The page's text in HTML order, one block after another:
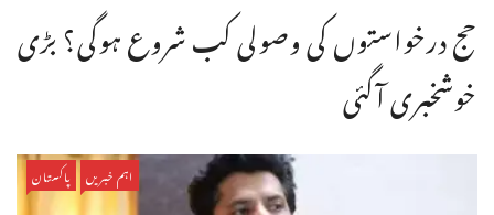
حج درخواستوں کی وصولی کب شروع ہوگی؟ بڑی
خوشخبری آگئی
اہم خبریں پاکستان